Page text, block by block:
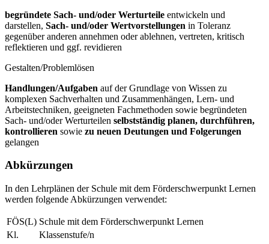
begründete Sach- und/oder Werturteile entwickeln und
darstellen, Sach- und/oder Wertvorstellungen in Toleranz
gegenüber anderen annehmen oder ablehnen, vertreten, kritisch
reflektieren und ggf. revidieren
Gestalten/Problemlösen
Handlungen/Aufgaben auf der Grundlage von Wissen zu
komplexen Sachverhalten und Zusammenhängen, Lern- und
Arbeitstechniken, geeigneten Fachmethoden sowie begründeten
Sach- und/oder Werturteilen selbstständig planen, durchführen,
kontrollieren sowie zu neuen Deutungen und Folgerungen
gelangen
Abkürzungen
In den Lehrplänen der Schule mit dem Förderschwerpunkt Lernen
werden folgende Abkürzungen verwendet:
FÖS(L) Schule mit dem Förderschwerpunkt Lernen
Kl.
Klassenstufe/n